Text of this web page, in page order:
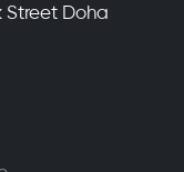
Street Doha